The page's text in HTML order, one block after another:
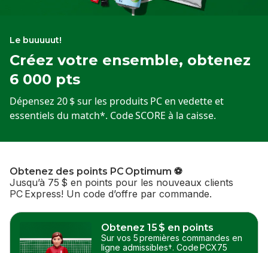
Le buuuuut!
Créez votre ensemble, obtenez
6 000 pts
Dépensez 20 $ sur les produits PC en vedette et
essentiels du match*. Code SCORE à la caisse.
Obtenez des points PC Optimum ⚽
Jusqu’à 75 $ en points pour les nouveaux clients
PC Express! Un code d’offre par commande.
sauter
Obtenez 15 $ en points
Sur vos 5 premières commandes en
ligne admissibles†. Code PCX75